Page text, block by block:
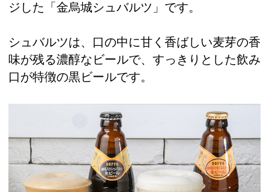
ジした「金烏城シュバルツ」です。
シュバルツは、口の中に甘く香ばしい麦芽の香
味が残る濃醇なビールで、すっきりとした飲み
口が特徴の黒ビールです。